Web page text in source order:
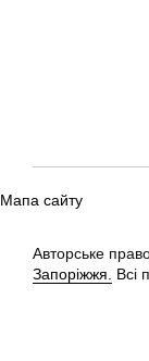
Мапа сайту
Авторське
Запоріжжя.
Всі